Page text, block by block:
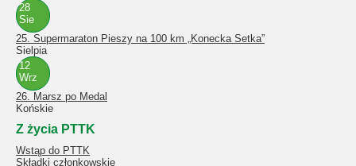
28
Sie
25. Supermaraton Pieszy na 100 km „Konecka Setka”
Sielpia
12
Wrz
26. Marsz po Medal
Końskie
Z życia PTTK
Wstąp do PTTK
Składki członkowskie